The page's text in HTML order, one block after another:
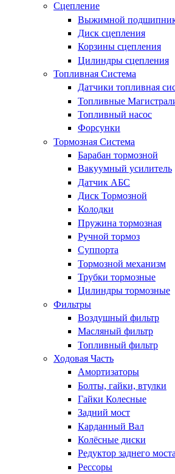
Сцепление
Выжимной
Диск сцепления
Корзины сцепления
Цилиндры сцепления
Топливная Система
Датчики топливная
Топливные
Топливный насос
Форсунки
Тормозная Система
Барабан тормозной
Вакуумный усилитель
Датчик АБС
Диск Тормозной
Колодки
Пружина тормозная
Ручной тормоз
Суппорта
Тормозной механизм
Трубки тормозные
Цилиндры тормозные
Фильтры
Воздушный фильтр
Масляный фильтр
Топливный фильтр
Ходовая Часть
Амортизаторы
Болты, гайки, втулки
Гайки Колесные
Задний мост
Карданный Вал
Колёсные диски
Редуктор заднего моста
Рессоры